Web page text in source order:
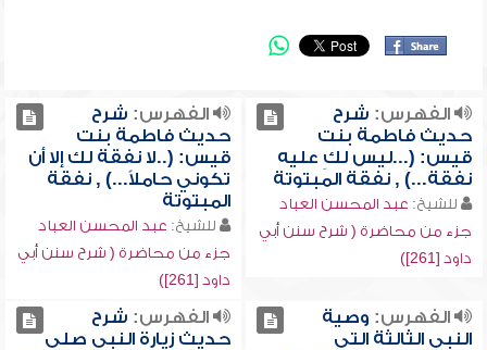
الفهرس: شرح
حديث فاطمة بنت
قيس: (...ليس لكِ عليه
نفقة...) , نفقة المبتوتة
للشيخ: عبد المحسن العباد
جزء من محاضرة ( شرح سنن أبي
داود [261])
الفهرس: شرح
حديث فاطمة بنت
قيس: (..لا نفقة لك إلا أن
تكوني حاملاً...) , نفقة
المبتوتة
للشيخ: عبد المحسن العباد
جزء من محاضرة ( شرح سنن أبي
داود [261])
الفهرس: وصية
النبي الثالثة التي
الفهرس: شرح
حديث زيارة النبي صلى